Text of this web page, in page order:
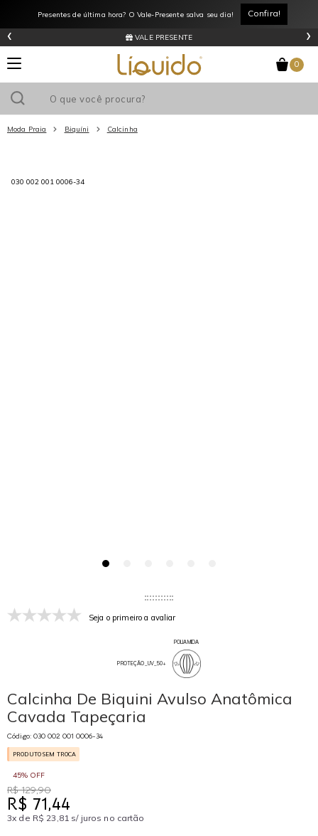
Presentes de última hora? O Vale-Presente salva seu dia! Confira!
VALE PRESENTE
‹ ›
0
Moda Praia Biquíni Calcinha
030 002 001 0006-34
Seja o primeiro a avaliar
PROTEÇÃO_UV_50+
POLIAMIDA
Calcinha De Biquini Avulso Anatômica
Cavada Tapeçaria
Código: 030 002 001 0006-34
PRODUTO SEM TROCA
45% OFF
R$ 129,90
R$ 71,44
3x de R$ 23,81 s/ juros no cartão